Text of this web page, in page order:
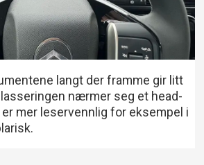
langt der framme gir litt
nærmer seg et head-
er mer leservennlig for eksempel i